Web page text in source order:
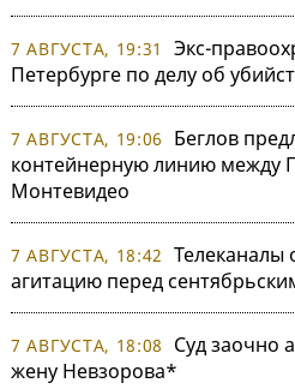
7 АВГУСТА, 19:31
Экс-
Петербурге по делу об
7 АВГУСТА, 19:06
Беглов
контейнерную линию между
Монтевидео
7 АВГУСТА, 18:42 Телеканалы
агитацию перед
7 АВГУСТА, 18:08
Суд заочно
жену Невзорова*